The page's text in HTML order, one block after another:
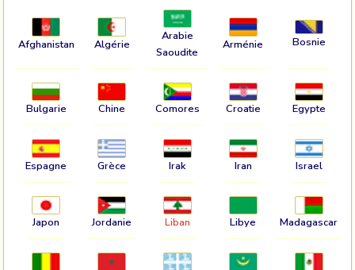
Afghanistan Algérie
Arabie
Saoudite
Arménie Bosnie
Bulgarie Chine Comores Croatie Egypte
Espagne Grèce Irak Iran Israel
Japon Jordanie Liban Libye Madagascar